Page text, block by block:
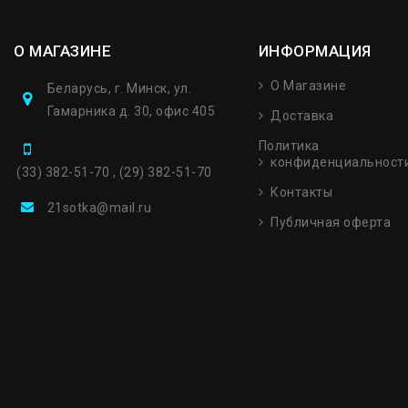
О МАГАЗИНЕ
Беларусь, г. Минск, ул.
Гамарника д. 30, офис 405
(33) 382-51-70 , (29) 382-51-70
21sotka@mail.ru
ИНФОРМАЦИЯ
О Магазине
Доставка
Политика
Контакты
Публичная оферта